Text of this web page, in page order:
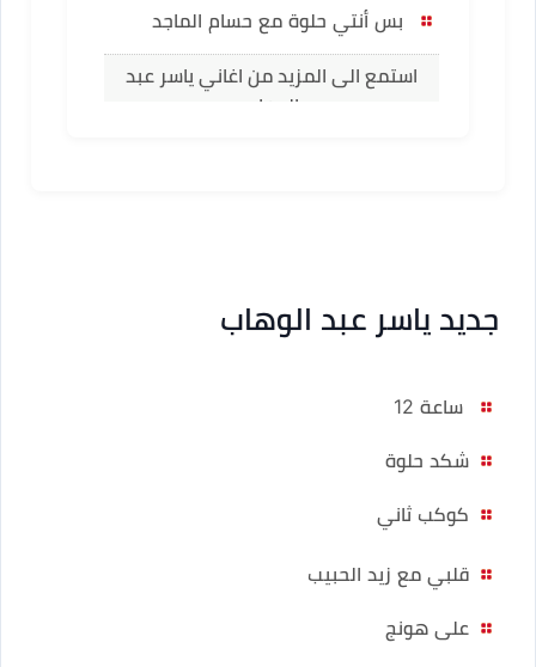
بس أنتي حلوة مع حسام الماجد
استمع الى المزيد من اغاني ياسر عبد
الوهاب
جديد ياسر عبد الوهاب
ساعة 12
شكد حلوة
كوكب ثاني
قلبي مع زيد الحبيب
على هونج